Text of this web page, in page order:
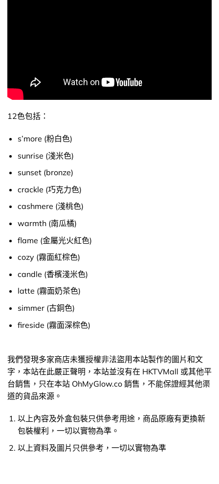
包裝權利，一切以實物為準。
以上資料及圖片只供參考，一切以實物為準
12色包括：
s’more (粉白色)
sunrise (淺米色)
sunset (bronze)
crackle (巧克力色)
cashmere (淺桃色)
warmth (南瓜橘)
flame (金屬光火紅色)
cozy (霧面紅棕色)
candle (香檳淺米色)
latte (霧面奶茶色)
simmer (古銅色)
fireside (霧面深棕色)
我們發現多家商店未獲授權非法盜用本站製作的圖片和文
字，本站在此嚴正聲明，本站並沒有在 HKTVMall 或其他平
台銷售，只在本站 OhMyGlow.co 銷售，不能保證經其他渠
道的貨品來源。
以上內容及外盒包裝只供參考用途，商品原廠有更換新
包裝權利，一切以實物為準。
以上資料及圖片只供參考，一切以實物為準